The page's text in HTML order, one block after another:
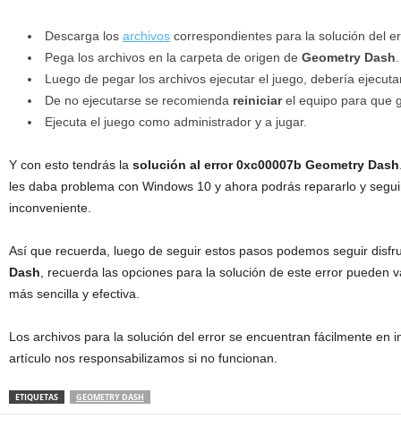
Descarga los archivos correspondientes para la solución del
Pega los archivos en la carpeta de origen de Geometry Dash
Luego de pegar los archivos ejecutar el juego, debería
De no ejecutarse se recomienda reiniciarel equipo para que
Ejecuta el juego como administrador y a jugar.
Y con esto tendrás la solución al error 0xc00007b Geometry Dash
les daba problema con Windows 10 y ahora podrás repararlo y
inconveniente.
Así que recuerda, luego de seguir estos pasos podemos seguir
Dash , recuerda las opciones para la solución de este error pueden
más sencilla y efectiva.
Los archivos para la solución del error se encuentran fácilmente en
artículo nos responsabilizamos si no funcionan.
ETIQUETAS GEOMETRY DASH